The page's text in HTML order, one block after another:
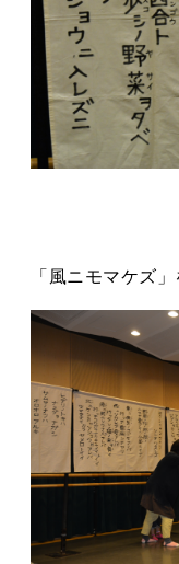
「風ニモマケズ